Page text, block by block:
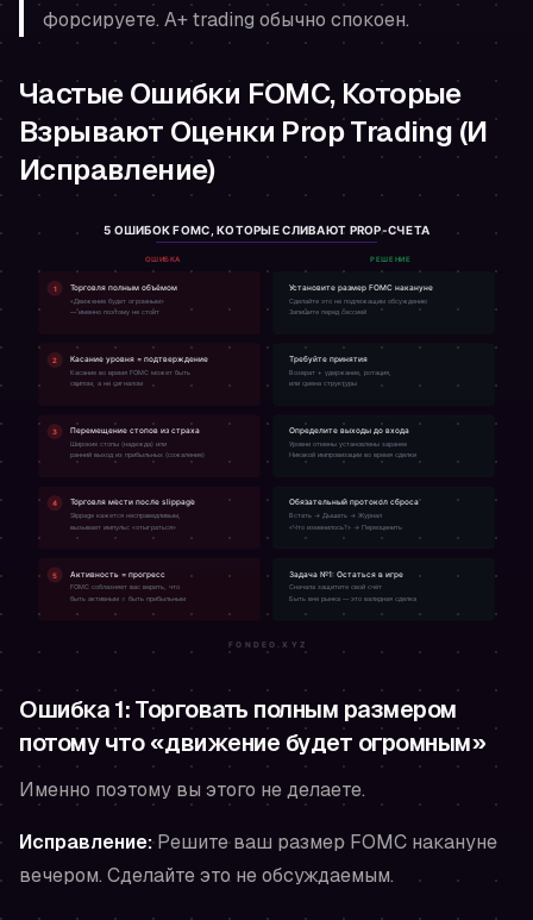
форсируете. A+ trading обычно спокоен.
Частые Ошибки FOMC, Которые
Взрывают Оценки Prop Trading (И
Исправление)
Ошибка 1: Торговать полным размером
потому что «движение будет огромным»
Именно поэтому вы этого не делаете.
Исправление:Решите ваш размер FOMC накануне
вечером. Сделайте это не обсуждаемым.